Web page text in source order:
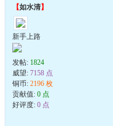
【如水清】
新手上路
发帖: 1824
威望: 7158 点
铜币: 2196 枚
贡献值: 0 点
好评度: 0 点